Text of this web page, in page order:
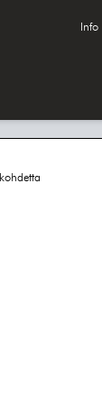
Info
kohdetta